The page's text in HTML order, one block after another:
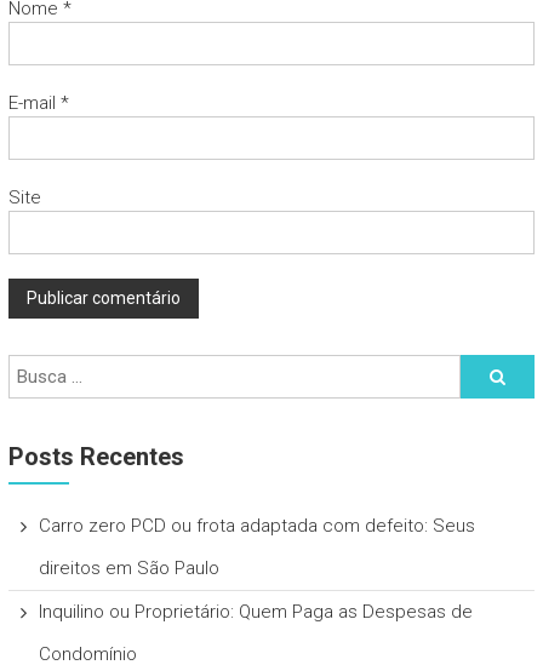
Nome *
E-mail *
Site
Posts Recentes
Carro zero PCD ou frota adaptada com defeito: Seus
direitos em São Paulo
Inquilino ou Proprietário: Quem Paga as Despesas de
Condomínio